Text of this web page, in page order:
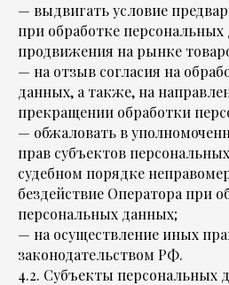
— выдвигать условие
при обработке
продвижения на рынке
— на отзыв согласия на
данных, а также, на
прекращении обработки
— обжаловать в
прав субъектов
судебном порядке
бездействие Оператора при
персональных данных;
— на осуществление иных
законодательством РФ.
4.2. Субъекты персональных